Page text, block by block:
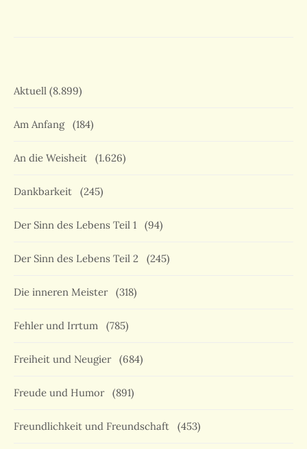
Aktuell (8.899)
Am Anfang (184)
An die Weisheit (1.626)
Dankbarkeit (245)
Der Sinn des Lebens Teil 1 (94)
Der Sinn des Lebens Teil 2 (245)
Die inneren Meister (318)
Fehler und Irrtum (785)
Freiheit und Neugier (684)
Freude und Humor (891)
Freundlichkeit und Freundschaft (453)